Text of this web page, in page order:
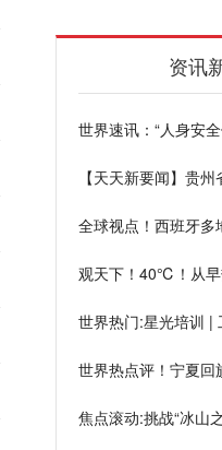
资讯
世界速讯：“人身安
为家庭暴力
【天天新要闻】贵
全球视点！西班牙多
观天下！40℃！从早
世界热门:星光培训 |
开课
世界热点评！宁夏回
焦点滚动:挑战“冰山